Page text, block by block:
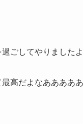
ごしてやりましたよ
高だよなあああああ